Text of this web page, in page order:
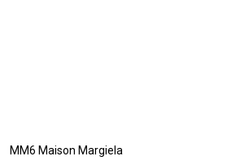
MM6 Maison Margiela